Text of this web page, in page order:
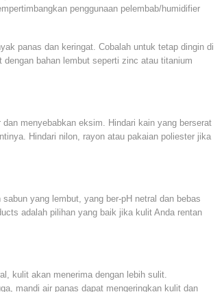
penggunaan pelembab/humidifier
panas dan keringat. Cobalah untuk tetap dingin di
dengan bahan lembut seperti zinc atau titanium
menyebabkan eksim. Hindari kain yang berserat
Hindari nilon, rayon atau pakaian poliester jika
yang lembut, yang ber-pH netral dan bebas
adalah pilihan yang baik jika kulit Anda rentan
kulit akan menerima dengan lebih sulit.
mandi air panas dapat mengeringkan kulit dan